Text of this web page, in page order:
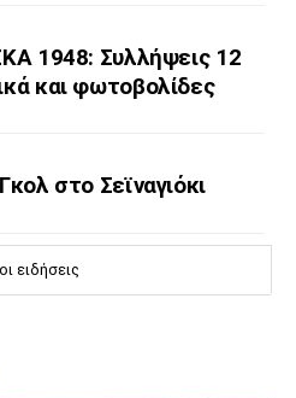
1948: Συλλήψεις 12
και φωτοβολίδες
στο Σεϊναγιόκι
εμφάνιση και
ειδήσεις